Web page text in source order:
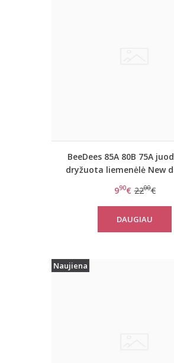
BeeDees 85A 80B 75A
dryžuota liemenėlė New
990€ 2200€
DAUGIAU
Naujiena